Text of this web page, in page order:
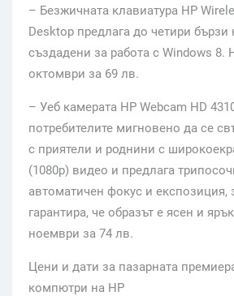
– Безжичната клавиатура HP
Desktop предлага до четири
създадени за работа с Windows 8.
октомври за 69 лв.
– Уеб камерата HP Webcam HD
потребителите мигновено да се
с приятели и роднини с
(1080p) видео и предлага
автоматичен фокус и експозиция,
гарантира, че образът е ясен и
ноември за 74 лв.
Цени и дати за пазарната
компютри на HP